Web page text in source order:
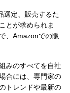
選定、販売するた
とが求められま
、Amazonでの販
みのすべてを自社
合には、専門家の
トレンドや最新の